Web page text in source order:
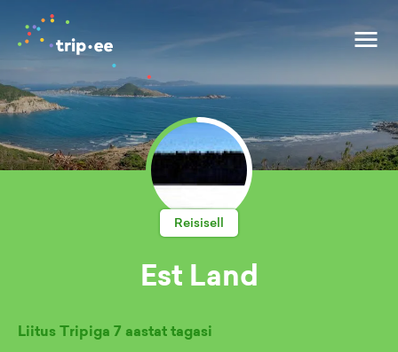
Reisisell
Est Land
Liitus Tripiga 7 aastat tagasi